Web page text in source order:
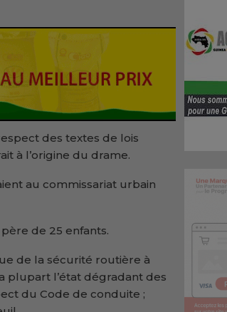
des textes de lois
à l’origine du drame.
au commissariat urbain
de 25 enfants.
de la sécurité routière à
plupart l’état dégradant des
du Code de conduite ;